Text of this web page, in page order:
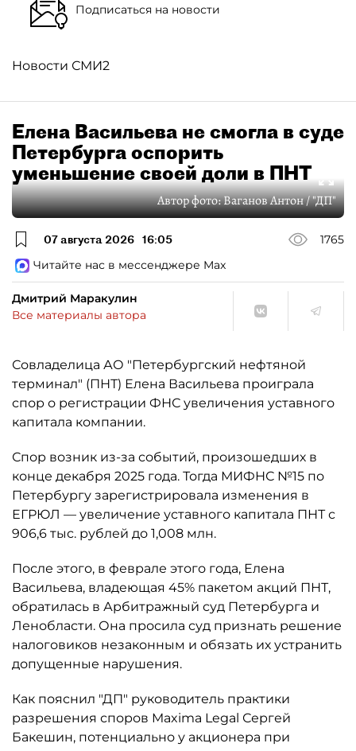
Подписаться на новости
Новости СМИ2
Елена Васильева не смогла в суде
Петербурга оспорить
уменьшение своей доли в ПНТ
Автор фото:Ваганов Антон / "ДП"
07 августа 2026 16:05
1765
Читайте нас в мессенджере Max
Дмитрий Маракулин
Все материалы автора
Совладелица АО "Петербургский нефтяной
терминал" (ПНТ) Елена Васильева проиграла
спор о регистрации ФНС увеличения уставного
капитала компании.
Спор возник из-за событий, произошедших в
конце декабря 2025 года. Тогда МИФНС №15 по
Петербургу зарегистрировала изменения в
ЕГРЮЛ — увеличение уставного капитала ПНТ с
906,6 тыс. рублей до 1,008 млн.
После этого, в феврале этого года, Елена
Васильева, владеющая 45% пакетом акций ПНТ,
обратилась в Арбитражный суд Петербурга и
Ленобласти. Она просила суд признать решение
налоговиков незаконным и обязать их устранить
допущенные нарушения.
Как пояснил "ДП" руководитель практики
разрешения споров Maxima Legal Сергей
Бакешин, потенциально у акционера при